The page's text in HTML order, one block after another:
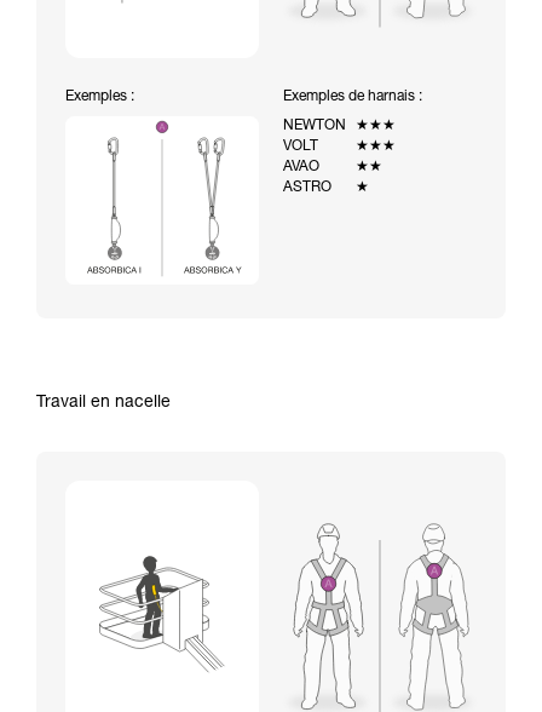
Exemples :
Exemples de harnais :
NEWTON
★★★
VOLT
★★★
AVAO
★★
ASTRO
★
Travail en nacelle